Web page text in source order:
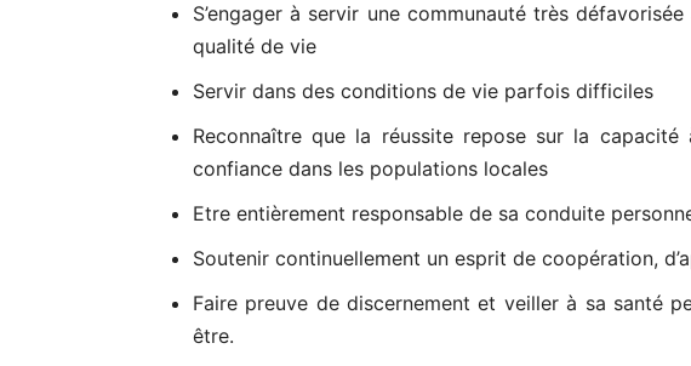
S’engager à servir une communauté très
qualité de vie
Servir dans des conditions de vie parfois difficiles
Reconnaître que la réussite repose sur la
confiance dans les populations locales
Etre entièrement responsable de sa conduite
Soutenir continuellement un esprit de coopération,
Faire preuve de discernement et veiller à sa santé
être.